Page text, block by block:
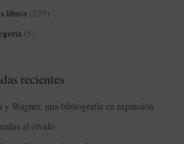
libros (275)
(5)
recientes
y Wagner, una bibliografía en expansión
al olvido